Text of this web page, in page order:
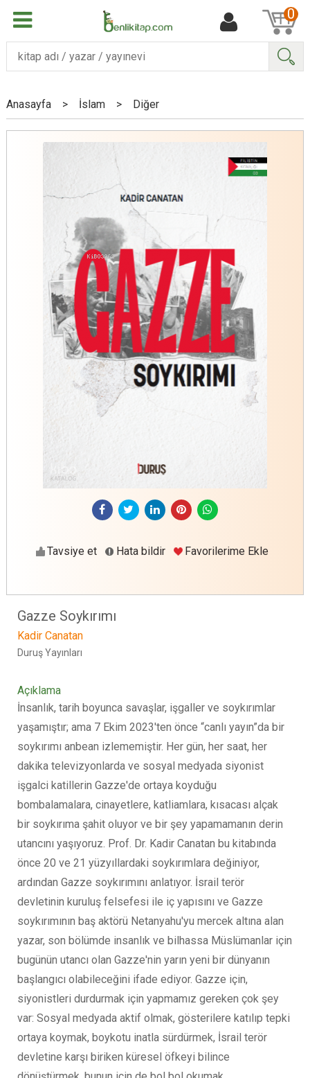
0
Anasayfa > İslam > Diğer
Tavsiye et Hata bildir Favorilerime Ekle
Gazze Soykırımı
Kadir Canatan
Duruş Yayınları
Açıklama
İnsanlık, tarih boyunca savaşlar, işgaller ve soykırımlar
yaşamıştır; ama 7 Ekim 2023'ten önce “canlı yayın”da bir
soykırımı anbean izlememiştir. Her gün, her saat, her
dakika televizyonlarda ve sosyal medyada siyonist
işgalci katillerin Gazze'de ortaya koyduğu
bombalamalara, cinayetlere, katliamlara, kısacası alçak
bir soykırıma şahit oluyor ve bir şey yapamamanın derin
utancını yaşıyoruz. Prof. Dr. Kadir Canatan bu kitabında
önce 20 ve 21 yüzyıllardaki soykırımlara değiniyor,
ardından Gazze soykırımını anlatıyor. İsrail terör
devletinin kuruluş felsefesi ile iç yapısını ve Gazze
soykırımının baş aktörü Netanyahu'yu mercek altına alan
yazar, son bölümde insanlık ve bilhassa Müslümanlar için
bugünün utancı olan Gazze'nin yarın yeni bir dünyanın
başlangıcı olabileceğini ifade ediyor. Gazze için,
siyonistleri durdurmak için yapmamız gereken çok şey
var: Sosyal medyada aktif olmak, gösterilere katılıp tepki
ortaya koymak, boykotu inatla sürdürmek, İsrail terör
devletine karşı biriken küresel öfkeyi bilince